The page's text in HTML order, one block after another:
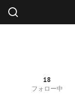
18
フォロー中